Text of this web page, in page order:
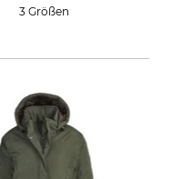
3 Größen